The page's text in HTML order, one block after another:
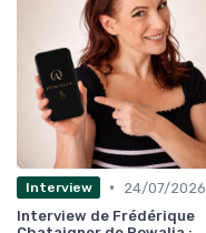
Interview •
24/07/2026
Interview de Frédérique